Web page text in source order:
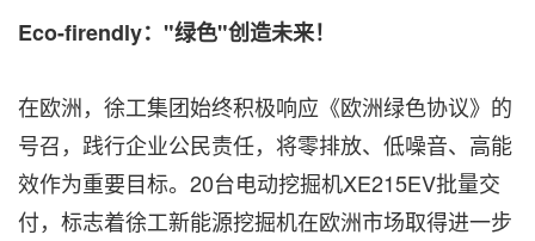
Eco-firendly："绿色"创造未来！
在欧洲，徐工集团始终积极响应《欧洲绿色协议》的
号召，践行企业公民责任，将零排放、低噪音、高能
效作为重要目标。20台电动挖掘机XE215EV批量交
付，标志着徐工新能源挖掘机在欧洲市场取得进一步